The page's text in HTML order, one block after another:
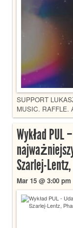
SUPPORT
MUSIC. RAFFLE.
Wykład PUL
Szarlej-
Mar 15 @ 3:00 pm